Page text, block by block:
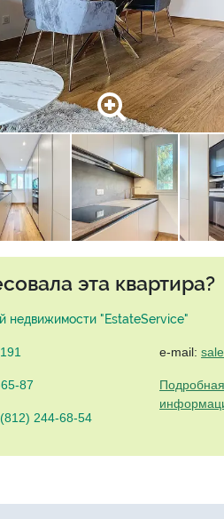
эта квартира?
недвижимости "EstateService"
87
244-68-54
e-mail: